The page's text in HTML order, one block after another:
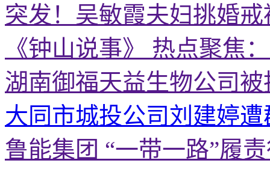
突发！吴敏霞夫妇挑婚
《钟山说事》 热点聚焦
湖南御福天益生物公司
大同市城投公司刘建婷
鲁能集团 “一带一路”履